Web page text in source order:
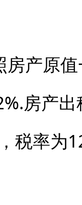
产原值
房产
税率为